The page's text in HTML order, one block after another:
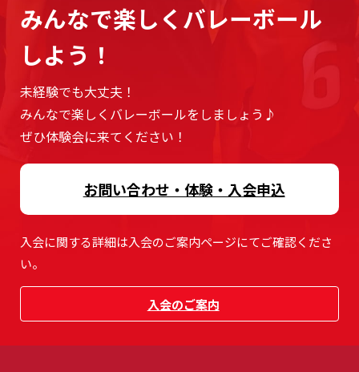
みんなで楽しくバレーボール
しよう！
未経験でも大丈夫！
みんなで楽しくバレーボールをしましょう♪
ぜひ体験会に来てください！
お問い合わせ・体験・入会申込
入会に関する詳細は入会のご案内ページにてご確認くださ
い。
入会のご案内